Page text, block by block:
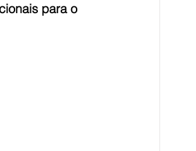
para o